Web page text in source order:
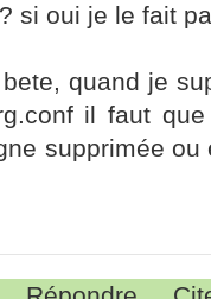
si oui je le fait
quand je
il faut
supprimée